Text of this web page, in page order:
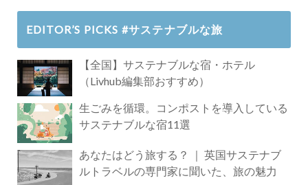
EDITOR’S PICKS #サステナブルな旅
【全国】サステナブルな宿・ホテル
（Livhub編集部おすすめ）
生ごみを循環。コンポストを導入している
サステナブルな宿11選
あなたはどう旅する？ ｜ 英国サステナブ
ルトラベルの専門家に聞いた、旅の魅力